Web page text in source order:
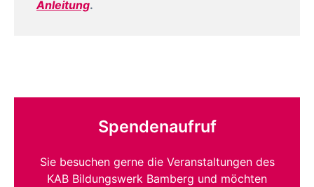
Anleitung.
Spendenaufruf
Sie besuchen gerne die Veranstaltungen des
KAB Bildungswerk Bamberg und möchten